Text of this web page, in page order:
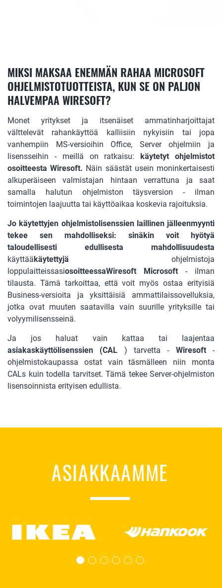
MIKSI MAKSAA ENEMMÄN RAHAA MICROSOFT
OHJELMISTOTUOTTEISTA, KUN SE ON PALJON
HALVEMPAA WIRESOFT?
Monet yritykset ja itsenäiset ammatinharjoittajat
välttelevät rahankäyttöä kalliisiin nykyisiin tai jopa
vanhempiin MS-versioihin Office, Server ohjelmiin ja
lisensseihin - meillä on ratkaisu:käytetyt ohjelmistot
osoitteesta Wiresoft. Näin säästät usein moninkertaisesti
alkuperäiseen valmistajan hintaan verrattuna ja saat
samalla halutun ohjelmiston täysversion - ilman
toimintojen laajuutta tai käyttöaikaa koskevia rajoituksia.
Jo käytettyjen ohjelmistolisenssien laillinen jälleenmyynti
tekee sen mahdolliseksi: sinäkin voit hyötyä
taloudellisesti edullisesta mahdollisuudesta
käyttääkäytettyjä ohjelmistoja
loppulaitteissasiosoitteessaWiresoft Microsoft - ilman
tilausta. Tämä tarkoittaa, että voit myös ostaa erityisiä
Business-versioita ja yksittäisiä ammattilaissovelluksia,
jotka ovat muuten saatavilla vain suurille yrityksille tai
volyymilisensseinä.
Ja jos haluat vain kattaa tai laajentaa
asiakaskäyttölisenssien (CAL ) tarvetta - Wiresoft-
ohjelmistokaupassa ostat vain täsmälleen niin monta
CALs kuin todella tarvitset. Tämä tekee Server-ohjelmiston
lisensoinnista erityisen edullista.
ASIAKKAAMME